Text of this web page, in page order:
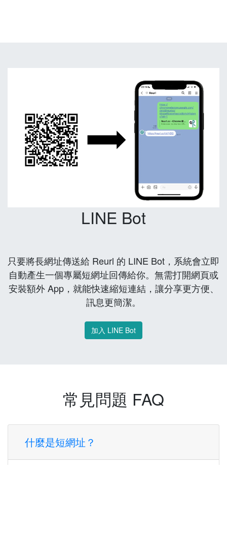
LINE Bot
只要將長網址傳送給 Reurl 的 LINE Bot，系統會立即
自動產生一個專屬短網址回傳給你。無需打開網頁或
安裝額外 App，就能快速縮短連結，讓分享更方便、
訊息更簡潔。
加入 LINE Bot
常見問題 FAQ
什麼是短網址？